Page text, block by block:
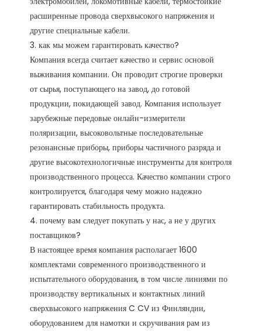
расширенные провода сверхвысокого напряжения и
другие специальные кабели.
3. как мы можем гарантировать качество?
Компания всегда считает качество и сервис основой
выживания компании. Он проводит строгие проверки
от сырья, поступающего на завод, до готовой
продукции, покидающей завод. Компания использует
зарубежные передовые онлайн-измерители
поляризации, высоковольтные последовательные
резонансные приборы, приборы частичного разряда и
другие высокотехнологичные инструменты для контроля
производственного процесса. Качество компании строго
контролируется, благодаря чему можно надежно
гарантировать стабильность продукта.
4. почему вам следует покупать у нас, а не у других
поставщиков?
В настоящее время компания располагает 1600
комплектами современного производственного и
испытательного оборудования, в том числе линиями по
производству вертикальных и контактных линий
сверхвысокого напряжения C CV из Финляндии,
оборудованием для намотки и скручивания рам из